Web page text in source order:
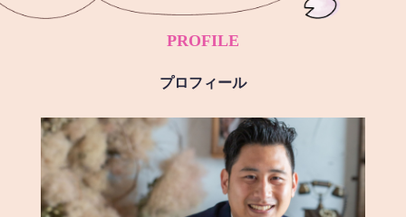
PROFILE
プロフィール